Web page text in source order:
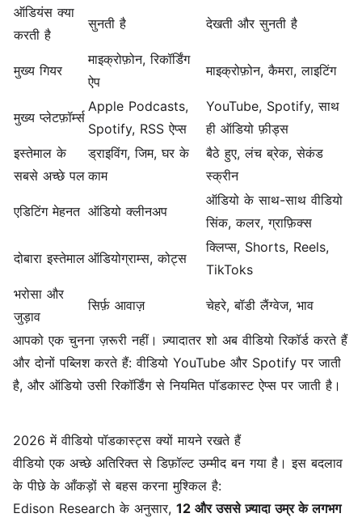
ऑडियंस क्या
करती है
सुनती है देखती और सुनती है
मुख्य गियर
माइक्रोफ़ोन, रिकॉर्डिंग
ऐप
माइक्रोफ़ोन, कैमरा, लाइटिंग
मुख्य प्लेटफ़ॉर्म्स
Apple Podcasts,
Spotify, RSS ऐप्स
YouTube, Spotify, साथ
ही ऑडियो फ़ीड्स
इस्तेमाल के
सबसे अच्छे पल
ड्राइविंग, जिम, घर के
काम
बैठे हुए, लंच ब्रेक, सेकंड
स्क्रीन
एडिटिंग मेहनत ऑडियो क्लीनअप
ऑडियो के साथ-साथ वीडियो
सिंक, कलर, ग्राफ़िक्स
दोबारा इस्तेमाल ऑडियोग्राम्स, कोट्स
क्लिप्स, Shorts, Reels,
TikToks
भरोसा और
जुड़ाव
सिर्फ़ आवाज़ चेहरे, बॉडी लैंग्वेज, भाव
आपको एक चुनना ज़रूरी नहीं। ज़्यादातर शो अब वीडियो रिकॉर्ड करते हैं
और दोनों पब्लिश करते हैं: वीडियो YouTube और Spotify पर जाती
है, और ऑडियो उसी रिकॉर्डिंग से नियमित पॉडकास्ट ऐप्स पर जाती है।
2026 में वीडियो पॉडकास्ट्स क्यों मायने रखते हैं
वीडियो एक अच्छे अतिरिक्त से डिफ़ॉल्ट उम्मीद बन गया है। इस बदलाव
के पीछे के आँकड़ों से बहस करना मुश्किल है:
Edison Research के अनुसार, 12 और उससे ज़्यादा उम्र के लगभग